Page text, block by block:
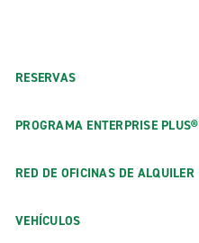
RESERVAS
PROGRAMA ENTERPRISE PLUS®
RED DE OFICINAS DE ALQUILER
VEHÍCULOS